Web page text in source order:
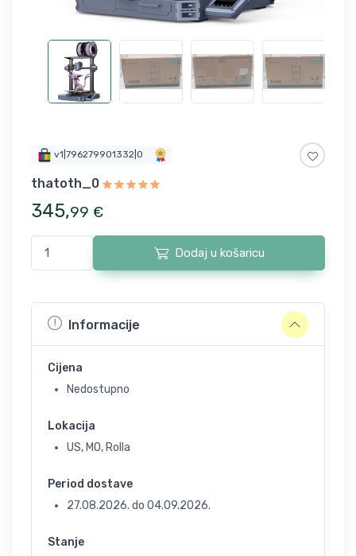
v1|796279901332|0
thatoth_0
345,99 €
Dodaj u košaricu
Informacije
Cijena
Nedostupno
Lokacija
US, MO, Rolla
Period dostave
27.08.2026. do 04.09.2026.
Stanje